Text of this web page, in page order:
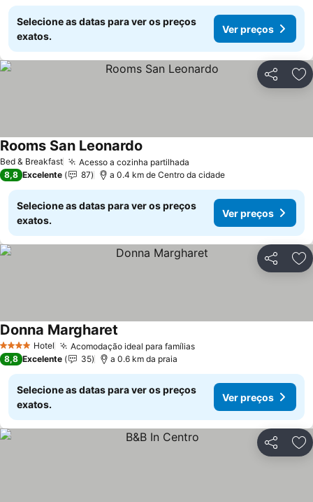
Selecione as datas para ver os preços
exatos.
Ver preços
Partilhar
Bed & Breakfast Acesso a cozinha partilhada
Rooms San Leonardo
8,8 Excelente 87 a 0.4 km de Centro da cidade
Selecione as datas para ver os preços
exatos.
Ver preços
Partilhar
4 EstrelasHotel Acomodação ideal para famílias
Donna Margharet
8,8 Excelente 35 a 0.6 km da praia
Selecione as datas para ver os preços
exatos.
Ver preços
Partilhar